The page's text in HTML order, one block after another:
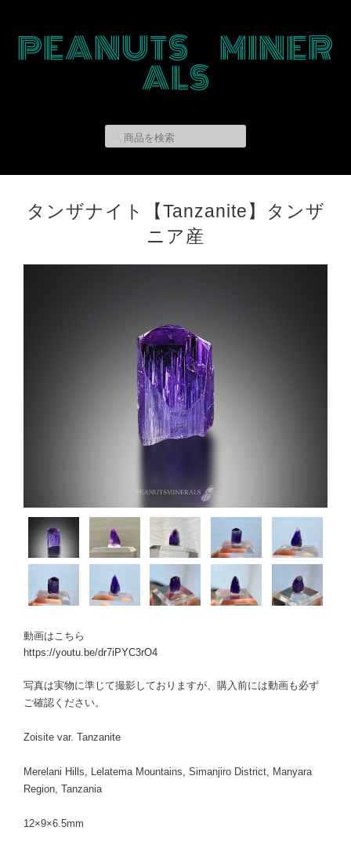
PEANUTS MINER
ALS
タンザナイト【Tanzanite】タンザ
ニア産
動画はこちら
https://youtu.be/dr7iPYC3rO4
写真は実物に準じて撮影しておりますが、購入前には動画も必ず
ご確認ください。
Zoisite var. Tanzanite
Merelani Hills, Lelatema Mountains, Simanjiro District, Manyara
Region, Tanzania
12×9×6.5mm